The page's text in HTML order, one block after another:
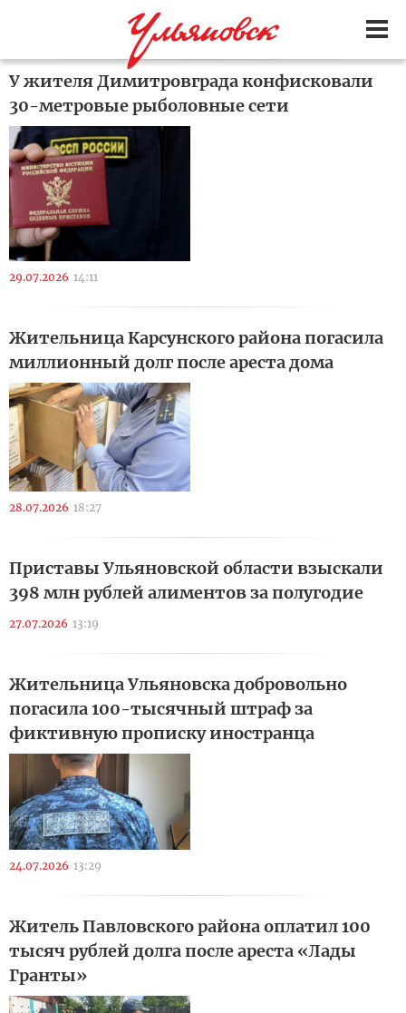
У жителя Димитровграда конфисковали
30-метровые рыболовные сети
29.07.2026 14:11
Жительница Карсунского района погасила
миллионный долг после ареста дома
28.07.2026 18:27
Приставы Ульяновской области взыскали
398 млн рублей алиментов за полугодие
27.07.2026 13:19
Жительница Ульяновска добровольно
погасила 100-тысячный штраф за
фиктивную прописку иностранца
24.07.2026 13:29
Житель Павловского района оплатил 100
тысяч рублей долга после ареста «Лады
Гранты»